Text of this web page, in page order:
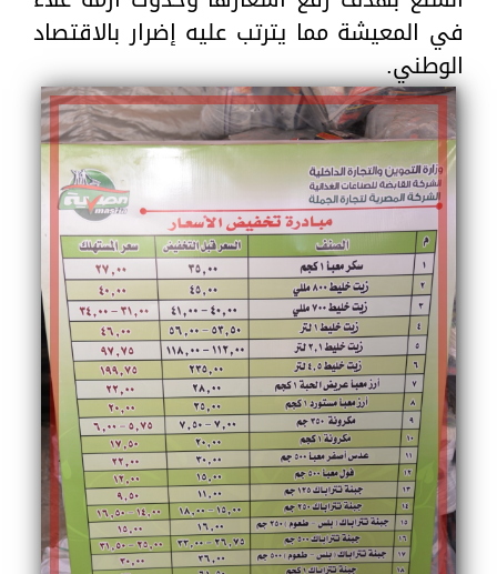
في المعيشة مما يترتب عليه إضرار بالاقتصاد
الوطني.